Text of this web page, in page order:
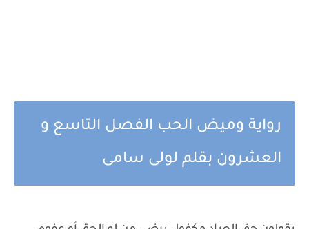
رواية وميض الحب الفصل التاسع و
العشرون بقلم لولى سامى